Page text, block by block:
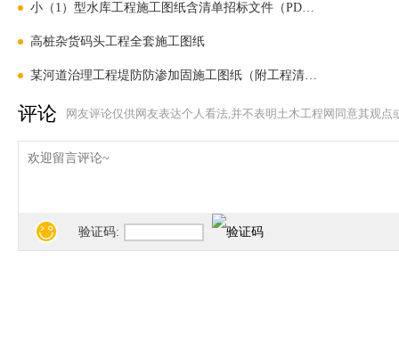
小（1）型水库工程施工图纸含清单招标文件（PDF格式）
高桩杂货码头工程全套施工图纸
某河道治理工程堤防防渗加固施工图纸（附工程清单）
评论 网友评论仅供网友表达个人看法,并不表明土木工程网同意其观点
验证码: